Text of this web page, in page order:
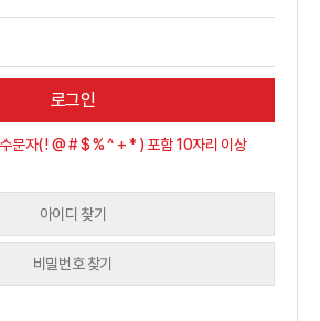
로그인
문자( ! @ # $ % ^ + * ) 포함 10자리 이상
아이디 찾기
비밀번호 찾기